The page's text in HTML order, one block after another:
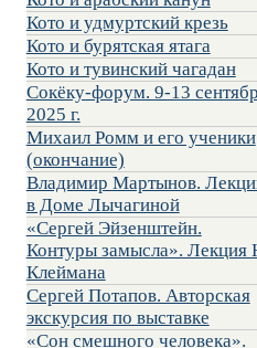
Кото и удмуртский крезь
Кото и бурятская ятага
Кото и тувинский чагадан
Сокёку-форум. 9-13
2025 г.
Михаил Ромм и его ученики
(окончание)
Владимир Мартынов.
в Доме Лычагиной
«Сергей Эйзенштейн.
Контуры замысла». Лекция
Клеймана
Сергей Потапов. Авторская
экскурсия по выставке
«Сон смешного человека».